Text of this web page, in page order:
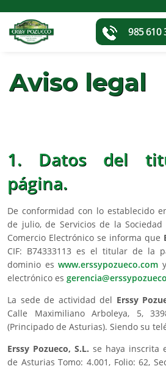
985 610
Aviso legal
1. Datos del
página.
De conformidad con lo establecido
de julio, de Servicios de la
Comercio Electrónico se informa que
CIF: B74333113 es el titular de la
dominio eswww.erssypozueco.com
electrónico es
La sede de actividad del Erssy
Calle Maximiliano Arboleya, 5,
(Principado de Asturias). Siendo su
Erssy Pozueco, S.L. se haya inscrita
de Asturias Tomo: 4.001, Folio: 62,